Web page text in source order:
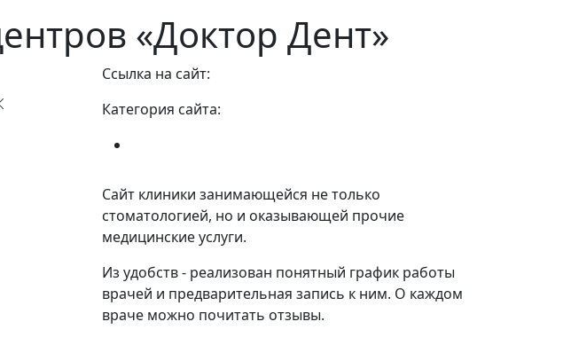
«Доктор Дент»
Ссылка на сайт:
Категория сайта:
Сайт клиники занимающейся не только
стоматологией, но и оказывающей прочие
медицинские услуги.
Из удобств - реализован понятный график работы
врачей и предварительная запись к ним. О каждом
враче можно почитать отзывы.